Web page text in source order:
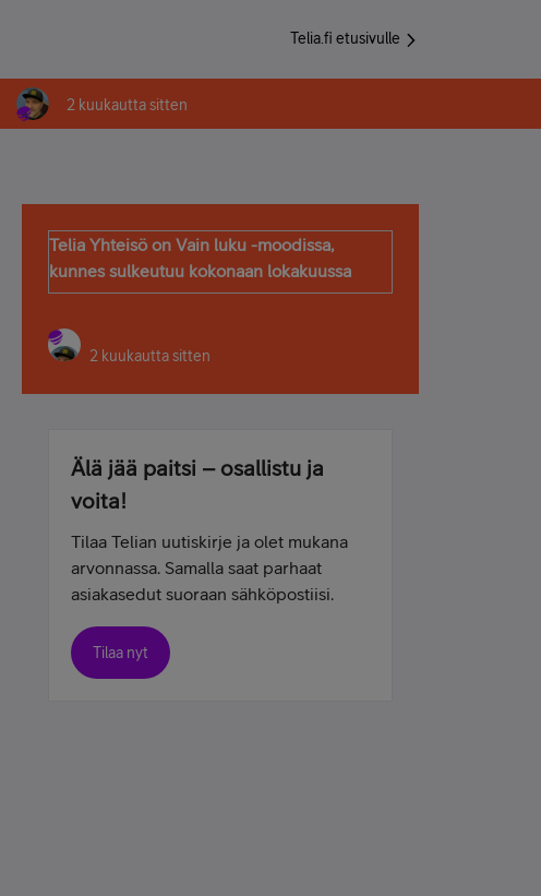
Telia.fi etusivulle
2 kuukautta sitten
Telia Yhteisö on Vain luku -moodissa,
kunnes sulkeutuu kokonaan lokakuussa
2 kuukautta sitten
Älä jää paitsi – osallistu ja
voita!
Tilaa Telian uutiskirje ja olet mukana
arvonnassa. Samalla saat parhaat
asiakasedut suoraan sähköpostiisi.
Tilaa nyt